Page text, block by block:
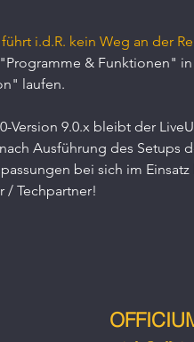
i.d.R. kein Weg an der
& Funktionen"
laufen.
Version 9.0.x bleibt der
Ausführung des
bei sich im Einsatz
/ Techpartner!